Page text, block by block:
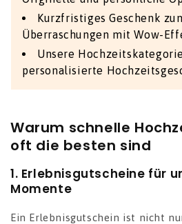
Kurzfristiges Geschenk
Überraschungen mit Wow-
Unsere
personalisierte
Warum schnelle
oft die besten sind
1. Erlebnisgutscheine für
Momente
Ein Erlebnisgutschein ist nicht